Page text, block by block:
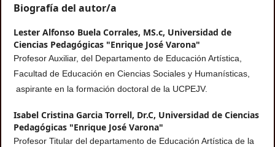
Biografía del autor/a
Lester Alfonso Buela Corrales, MS.c, Universidad de
Ciencias Pedagógicas "Enrique José Varona"
Profesor Auxiliar, del Departamento de Educación Artística,
Facultad de Educación en Ciencias Sociales y Humanísticas,
aspirante en la formación doctoral de la UCPEJV.
Isabel Cristina Garcia Torrell, Dr.C, Universidad de Ciencias
Pedagógicas "Enrique José Varona"
Profesor Titular del departamento de Educación Artística de la